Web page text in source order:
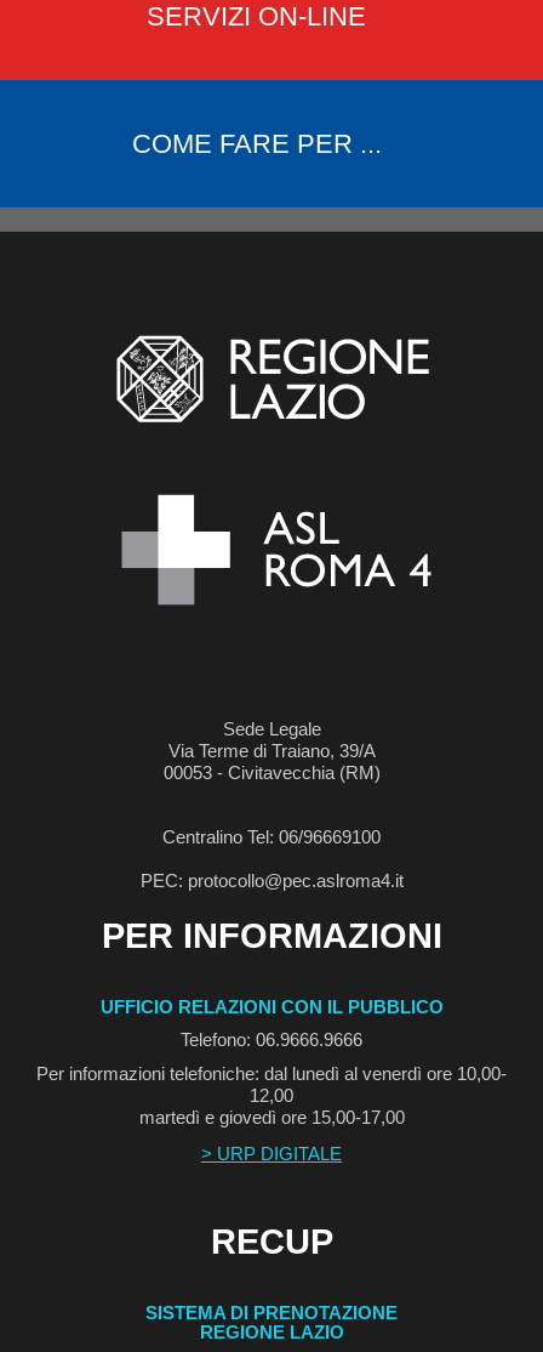
SERVIZI ON-LINE
COME FARE PER ...
Sede Legale
Via Terme di Traiano, 39/A
00053 - Civitavecchia (RM)
Centralino Tel: 06/96669100
PEC: protocollo@pec.aslroma4.it
PER INFORMAZIONI
UFFICIO RELAZIONI CON IL PUBBLICO
Telefono: 06.9666.9666
Per informazioni telefoniche: dal lunedì al venerdì ore 10,00-
12,00
martedì e giovedì ore 15,00-17,00
> URP DIGITALE
RECUP
SISTEMA DI PRENOTAZIONE
REGIONE LAZIO